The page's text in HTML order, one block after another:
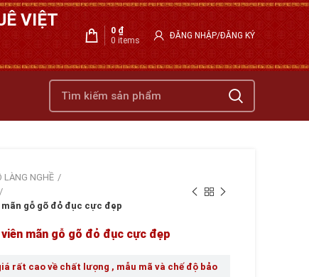
VIỆT
0 items
0 ₫ ĐĂNG NHẬP/ĐĂNG KÝ
LÀNG NGHỀ
gỗ gõ đỏ đục cực đẹp
mãn gỗ gõ đỏ đục cực đẹp
rất cao về chất lượng , mẫu mã và chế độ bảo